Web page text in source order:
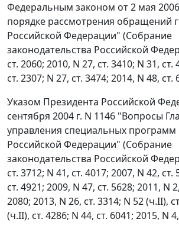
Федеральным законом от 2 мая
порядке рассмотрения обращений
Российской Федерации" (Собрание
законодательства Российской
ст. 2060; 2010, N 27, ст. 3410; N 31, ст.
ст. 2307; N 27, ст. 3474; 2014, N 48, ст.
Указом Президента Российской
сентября 2004 г. N 1146 "Вопросы
управления специальных программ
Российской Федерации" (Собрание
законодательства Российской
ст. 3712; N 41, ст. 4017; 2007, N 42, ст.
ст. 4921; 2009, N 47, ст. 5628; 2011, N
2080; 2013, N 26, ст. 3314; N 52 (ч.II),
(ч.II), ст. 4286; N 44, ст. 6041; 2015, N